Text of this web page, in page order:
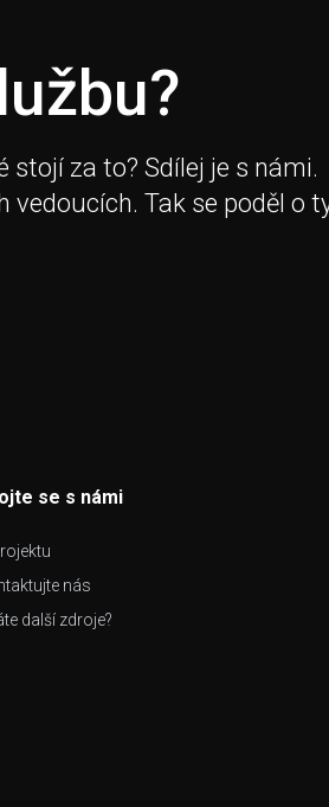
za to? Sdílej je s námi.
Tak se poděl o
se s námi
nás
další zdroje?